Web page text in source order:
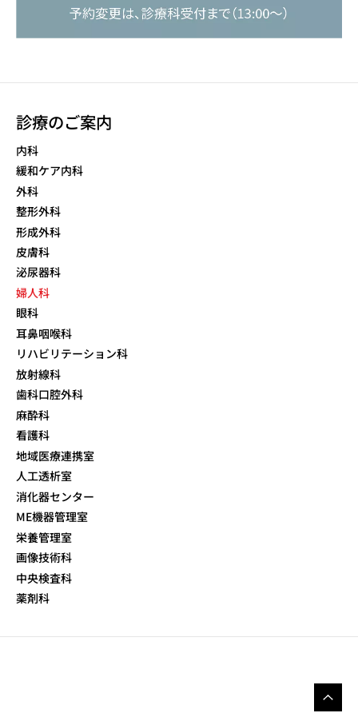
診療のご案内
内科
緩和ケア内科
外科
整形外科
形成外科
皮膚科
泌尿器科
婦人科
眼科
耳鼻咽喉科
リハビリテーション科
放射線科
歯科口腔外科
麻酔科
看護科
地域医療連携室
人工透析室
消化器センター
ME機器管理室
栄養管理室
画像技術科
中央検査科
薬剤科